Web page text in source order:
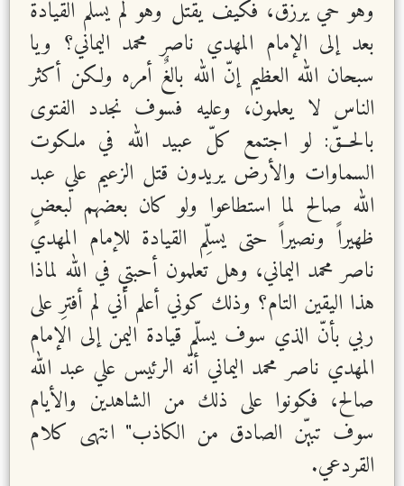
وهو حيٌّ يرزق، فكيف يُقتل وهو لم يسلّم القيادة
بعد إلى الإمام المهدي ناصر محمد اليماني؟ ويا
سبحان الله العظيم إنّ الله بالغٌ أمره ولكن أكثر
الناس لا يعلمون، وعليه فسوف نجدد الفتوى
بالحــقّ: لو اجتمع كلّ عبيد الله في ملكوت
السماوات والأرض يريدون قتل الزعيم علي عبد
الله صالح لما استطاعوا ولو كان بعضهم لبعضٍ
ظهيراً ونصيراً حتى يسلِّم القيادة للإمام المهدي
ناصر محمد اليماني، وهل تعلمون أحبتي في الله لماذا
هذا اليقين التام؟ وذلك كوني أعلم أني لم أفترِ على
ربي بأنّ الذي سوف يسلّم قيادة اليمن إلى الإمام
المهدي ناصر محمد اليماني أنّه الرئيس علي عبد الله
صالح، فكونوا على ذلك من الشاهدين والأيام
سوف تبيّن الصادق من الكاذب" انتهى كلام
القردعي.